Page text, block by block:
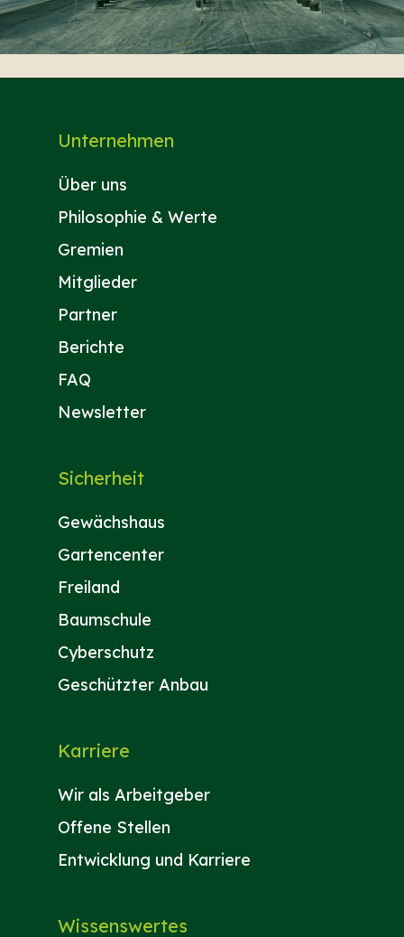
Unternehmen
Über uns
Philosophie & Werte
Gremien
Mitglieder
Partner
Berichte
FAQ
Newsletter
Sicherheit
Gewächshaus
Gartencenter
Freiland
Baumschule
Cyberschutz
Geschützter Anbau
Karriere
Wir als Arbeitgeber
Offene Stellen
Entwicklung und Karriere
Wissenswertes